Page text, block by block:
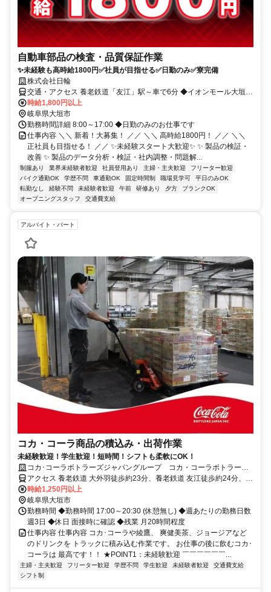
自動車部品の検査・品質保証作業
✨未経験も高時給1800円✅社員が目指せる✅日勤のみ✅寮完備
株式会社日輪
交通・アクセス 養老鉄道「友江」駅～車で6分 ◆イオンモール大垣さ
ん周辺 ◆交通費規定支給 ◆車通勤可
時給1,800円以上
岐阜県大垣市
勤務時間詳細 8:00～17:00 ◆日勤のみのお仕事です
仕事内容 ＼＼ 新着！大募集！ ／／ ＼＼ 高時給1800円！ ／／ ＼＼
正社員も目指せる！ ／／ ✨未経験スタート大歓迎✨ ✨ 製品の検証・
改善 ✨ 製品のデータ分析・検証・社内調整・問題解...
制服あり 業界未経験者歓迎 社員登用あり 主婦・主夫歓迎
フリーター歓迎
バイク通勤OK
学歴不問 車通勤OK 固定時間制 職場見学可
平日のみOK
転勤なし
経験不問 未経験者歓迎 午前 研修あり 夕方
ブランクOK
オープニングスタッフ
交通費支給
アルバイト・パート
コカ・コーラ商品の積込み・出荷作業
未経験歓迎！学生歓迎！短時間！シフトも柔軟にOK！
コカ･コーラボトラーズジャパングループ コカ・コーラボトラーズ
ジャパン株式会社【84980】
アクセス 養老鉄道 大外羽徒歩約23分、養老鉄道 友江徒歩約24分、養
老鉄道 烏江徒歩約39分
時給1,250円以上
岐阜県大垣市
勤務時間 ◆勤務時間 17:00～20:30 (休憩無し) ◆週あたりの勤務日数
週3日 ◆休日 面接時に確認 ◆残業 月20時間程度
仕事内容 仕事内容 コカ･コーラや綾鷹、 爽健美茶、ジョージアなど
のドリンクを トラックに積み込む作業です。 お仕事の後に飲むコカ･
コーラは 最高です！！ ★POINT1：未経験歓迎 ￣￣￣￣￣￣...
主婦・主夫歓迎 フリーター歓迎 学歴不問 学生歓迎 未経験者歓迎
交通費支給
シフト制